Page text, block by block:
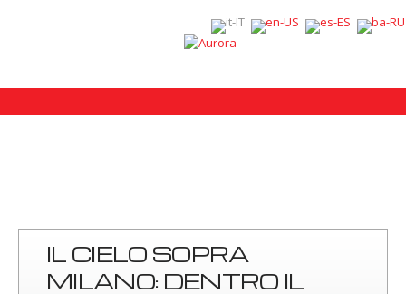
IL CIELO SOPRA
MILANO: DENTRO IL